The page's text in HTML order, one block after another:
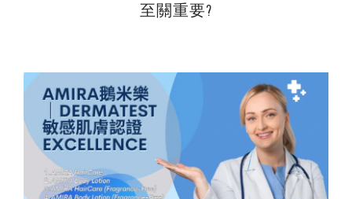
至關重要?